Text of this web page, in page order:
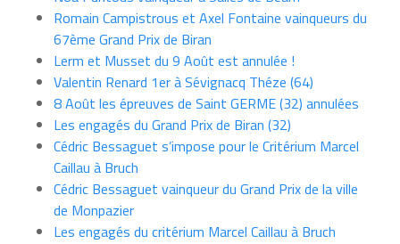
Romain Campistrous et Axel Fontaine vainqueurs du
67ème Grand Prix de Biran
Lerm et Musset du 9 Août est annulée !
Valentin Renard 1er à Sévignacq Théze (64)
8 Août les épreuves de Saint GERME (32) annulées
Les engagés du Grand Prix de Biran (32)
Cédric Bessaguet s’impose pour le Critérium Marcel
Caillau à Bruch
Cédric Bessaguet vainqueur du Grand Prix de la ville
de Monpazier
Les engagés du critérium Marcel Caillau à Bruch